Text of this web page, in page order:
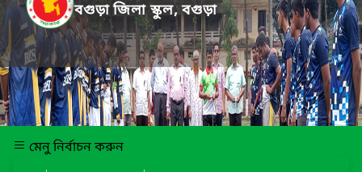
বগুড়া জিলা স্কুল, বগুড়া
মেনু নির্বাচন করুন